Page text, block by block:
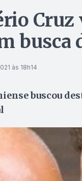
busca
às 18h14
buscou